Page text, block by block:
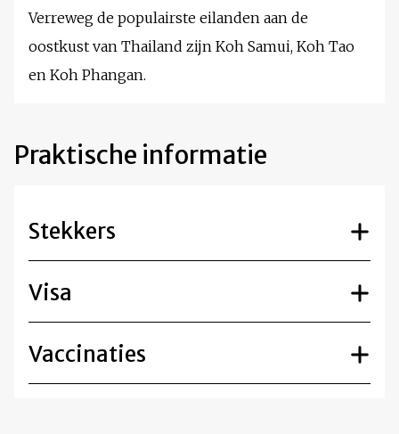
Verreweg de populairste eilanden aan de
oostkust van Thailand zijn Koh Samui, Koh Tao
en Koh Phangan.
Praktische informatie
Stekkers
Visa
Vaccinaties